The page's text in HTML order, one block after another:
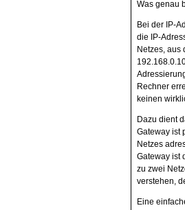
Was genau
Bei der IP-
die IP-
Netzes, aus
Rechner
keinen
Dazu dient
Gateway ist
Netzes
Gateway ist
zu zwei
verstehen,
Eine